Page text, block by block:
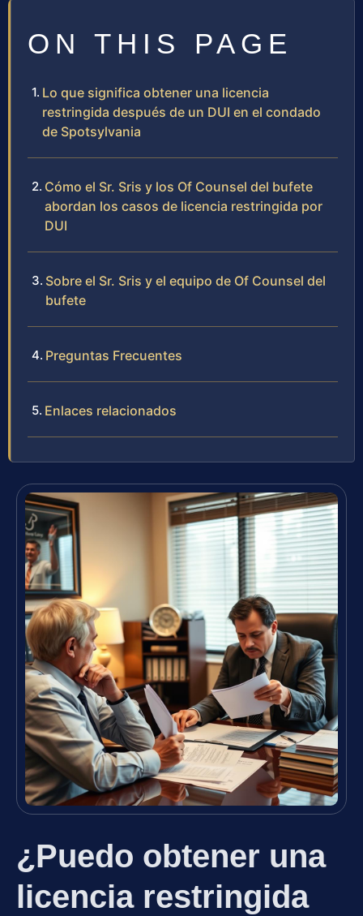
ON THIS PAGE
Lo que significa obtener una licencia
restringida después de un DUI en el condado
de Spotsylvania
Cómo el Sr. Sris y los Of Counsel del bufete
abordan los casos de licencia restringida por
DUI
Sobre el Sr. Sris y el equipo de Of Counsel del
bufete
Preguntas Frecuentes
Enlaces relacionados
¿Puedo obtener una
licencia restringida